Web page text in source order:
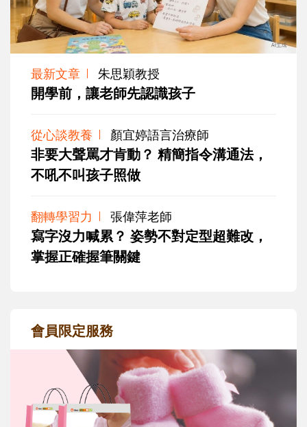
最新文章 朱思穎教授
開學前，讓老師先認識孩子
從心談教養 顏宜婷語言治療師
非要大聲罵才肯動？ 精簡指令溝通法，
不吼不叫孩子照做
翻轉學習力 張偉萍老師
寫字沒力喊累？ 姿勢不對定型超難改，
掌握正確握筆關鍵
會員限定服務